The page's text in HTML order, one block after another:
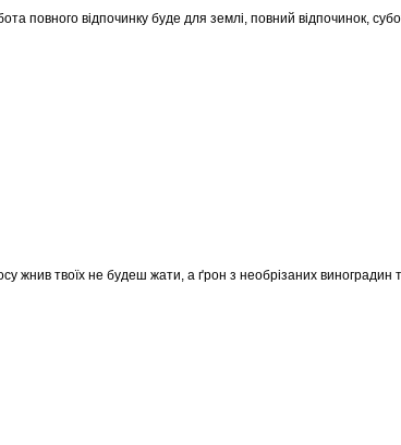
повного відпочинку буде для землі, повний відпочинок,
жнив твоїх не будеш жати, а ґрон з необрізаних виноградин